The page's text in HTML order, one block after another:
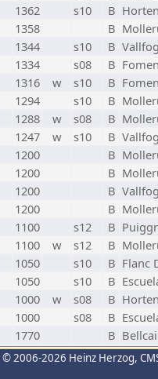
1362 s10 B
1358 B
1344 s10 B
1334 s08 B
1316 w s10 B
1294 s10 B
1288 w s08 B
1247 w s10 B
1200 B
1200 B
1200 B
1200 B
1100 s12 B
1100 w s12 B
1050 s10 B Flanc
1050 s10 B
1000 w s08 B
1000 s08 B
1770 B
© 2006-2026 Heinz Herzog,